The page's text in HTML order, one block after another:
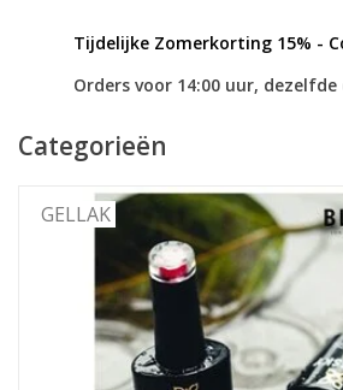
Tijdelijke Zomerkorting 15% -
Orders voor 14:00 uur,
Categorieën
GELLAK